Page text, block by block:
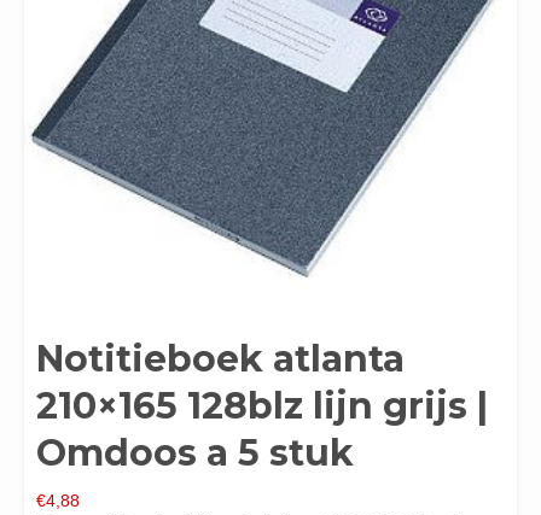
Notitieboek atlanta
210×165 128blz lijn grijs |
Omdoos a 5 stuk
€4,88